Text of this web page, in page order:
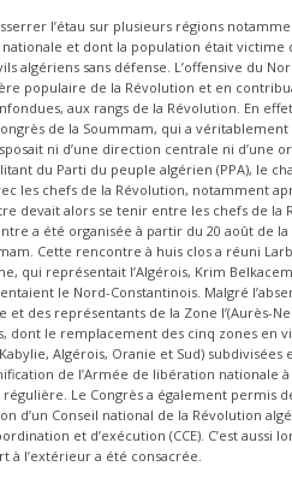
l’étau sur plusieurs régions
et dont la population était victime
algériens sans défense. L’offensive du
populaire de la Révolution et en
aux rangs de la Révolution. En
de la Soummam, qui a
ni d’une direction centrale ni d’une
du Parti du peuple algérien (PPA), le
les chefs de la Révolution, notamment
devait alors se tenir entre les chefs de la
a été organisée à partir du 20 août de
Cette rencontre à huis clos a réuni
qui représentait l’Algérois, Krim
le Nord-Constantinois. Malgré
et des représentants de la Zone I’(Aurès-
dont le remplacement des cinq zones en
Algérois, Oranie et Sud)
de l’Armée de libération nationale
régulière. Le Congrès a également
d’un Conseil national de la Révolution
et d’exécution (CCE). C’est
à l’extérieur a été consacrée.